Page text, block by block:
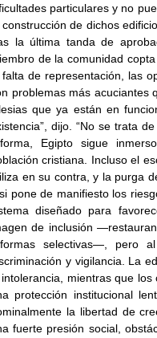
particulares y no
construcción de dichos
la última tanda de
de la comunidad
falta de representación, las
problemas más acuciantes
que ya están en
dijo. “No se trata
Egipto sigue
cristiana. Incluso el
en su contra, y la purga
pone de manifiesto los
diseñado para
de inclusión
selectivas—, pero
y vigilancia. La
intolerancia, mientras que
protección institucional
la libertad de
fuerte presión social,